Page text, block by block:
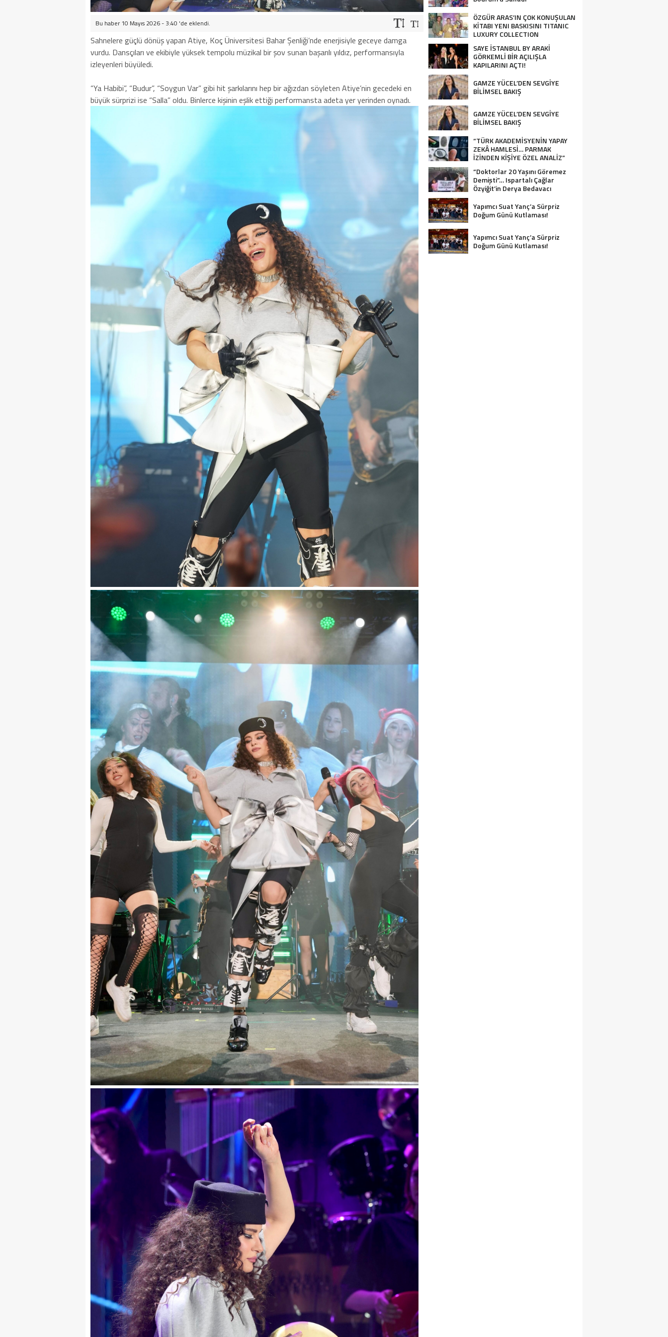
Bu haber 10 Mayıs 2026 - 3:40 'de eklendi.
Sahnelere güçlü dönüş yapan Atiye, Koç Üniversitesi Bahar Şenliği’nde enerjisiyle geceye damga
vurdu. Dansçıları ve ekibiyle yüksek tempolu müzikal bir şov sunan başarılı yıldız, performansıyla
izleyenleri büyüledi.
“Ya Habibi”, “Budur”, “Soygun Var” gibi hit şarkılarını hep bir ağızdan söyleten Atiye’nin gecedeki en
büyük sürprizi ise “Salla” oldu. Binlerce kişinin eşlik ettiği performansta adeta yer yerinden oynadı.
ÖZGÜR ARAS’IN ÇOK KONUŞULAN
KİTABI YENI BASKISINI TITANIC
LUXURY COLLECTION
BODRUM’DA KUTLADI
SAYE İSTANBUL BY ARAKİ
GÖRKEMLİ BİR AÇILIŞLA
KAPILARINI AÇTI!
GAMZE YÜCEL’DEN SEVGİYE
BİLİMSEL BAKIŞ
GAMZE YÜCEL’DEN SEVGİYE
BİLİMSEL BAKIŞ
“TÜRK AKADEMİSYENİN YAPAY
ZEKÂ HAMLESİ… PARMAK
İZİNDEN KİŞİYE ÖZEL ANALİZ”
“Doktorlar 20 Yaşını Göremez
Demişti”… Ispartalı Çağlar
Özyiğit’in Derya Bedavacı
Yapımcı Suat Yanç’a Sürpriz
Doğum Günü Kutlaması!
Yapımcı Suat Yanç’a Sürpriz
Doğum Günü Kutlaması!